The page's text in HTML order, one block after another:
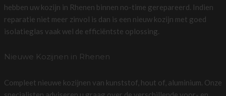
hebben uw kozijn in Rhenen binnen no-time gerepareerd. Indien
reparatie niet meer zinvol is dan is een nieuw kozijn met goed
isolatieglas vaak wel de efficiëntste oplossing.
Nieuwe Kozijnen in Rhenen
Compleet nieuwe kozijnen van kunststof, hout of, aluminium. Onze